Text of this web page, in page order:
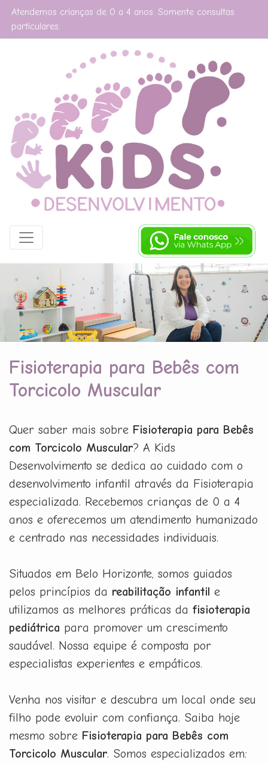
Atendemos crianças de 0 a 4 anos. Somente consultas
particulares.
Fisioterapia para Bebês com
Torcicolo Muscular
Quer saber mais sobre Fisioterapia para Bebês
com Torcicolo Muscular? A Kids
Desenvolvimento se dedica ao cuidado com o
desenvolvimento infantil através da Fisioterapia
especializada. Recebemos crianças de 0 a 4
anos e oferecemos um atendimento humanizado
e centrado nas necessidades individuais.
Situados em Belo Horizonte, somos guiados
pelos princípios da reabilitação infantil e
utilizamos as melhores práticas da fisioterapia
pediátrica para promover um crescimento
saudável. Nossa equipe é composta por
especialistas experientes e empáticos.
Venha nos visitar e descubra um local onde seu
filho pode evoluir com confiança. Saiba hoje
mesmo sobre Fisioterapia para Bebês com
Torcicolo Muscular. Somos especializados em: